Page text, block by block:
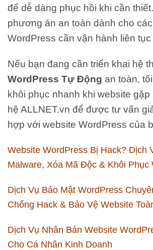
để dễ dàng phục hồi khi cần
phương án an toàn dành cho
WordPress cần vận hành liên tục
Nếu bạn đang cần triển khai hệ
WordPress Tự Động an toàn,
khôi phục nhanh khi website
hệ ALLNET.vn để được tư vấn
hợp với website WordPress của
Website WordPress Bị Hack? Dịch
Malware, Xóa Mã Độc & Khôi Phục
Dịch Vụ Bảo Mật WordPress
Chống Hack & Bảo Vệ Website
Dịch Vụ Nhân Bản Website
Cho Cá Nhân Kinh Doanh